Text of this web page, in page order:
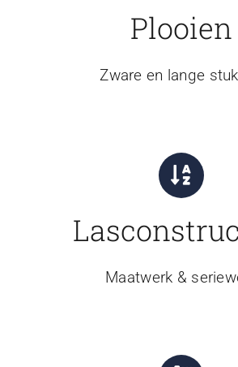
Plooien
Zware en lange
Maatwerk &